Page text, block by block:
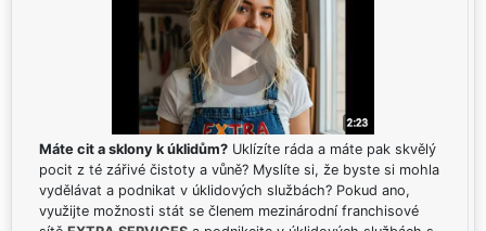
Máte cit a sklony k úklidům? Uklízíte ráda a máte pak skvělý
pocit z té zářivé čistoty a vůně? Myslíte si, že byste si mohla
vydělávat a podnikat v úklidových službách? Pokud ano,
využijte možnosti stát se členem mezinárodní franchisové